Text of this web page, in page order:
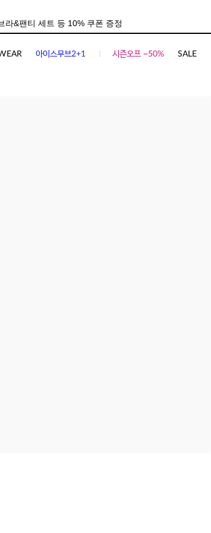
아이스무브2+1 시즌오프 ~50% SALE